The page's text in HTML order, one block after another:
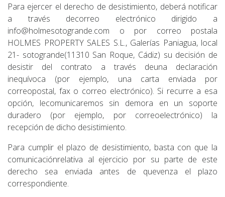
Para ejercer el derecho de desistimiento, deberá notificar
a través decorreo electrónico dirigido a
info@holmesotogrande.com o por correo postala
HOLMES PROPERTY SALES S.L., Galerías Paniagua, local
21- sotogrande(11310 San Roque, Cádiz) su decisión de
desistir del contrato a través deuna declaración
inequívoca (por ejemplo, una carta enviada por
correopostal, fax o correo electrónico). Si recurre a esa
opción, lecomunicaremos sin demora en un soporte
duradero (por ejemplo, por correoelectrónico) la
recepción de dicho desistimiento.
Para cumplir el plazo de desistimiento, basta con que la
comunicaciónrelativa al ejercicio por su parte de este
derecho sea enviada antes de quevenza el plazo
correspondiente.